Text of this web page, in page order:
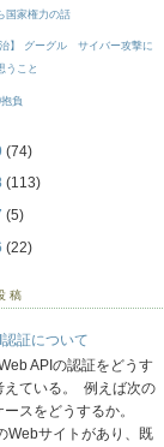
国家権力の話
治】 グーグル サイバー攻撃に
うこと
負
(74)
(113)
(5)
(22)
稿
証について
APIの認証をどうす
えている。 例えば次の
ースをどうするか。
Webサイトがあり、既